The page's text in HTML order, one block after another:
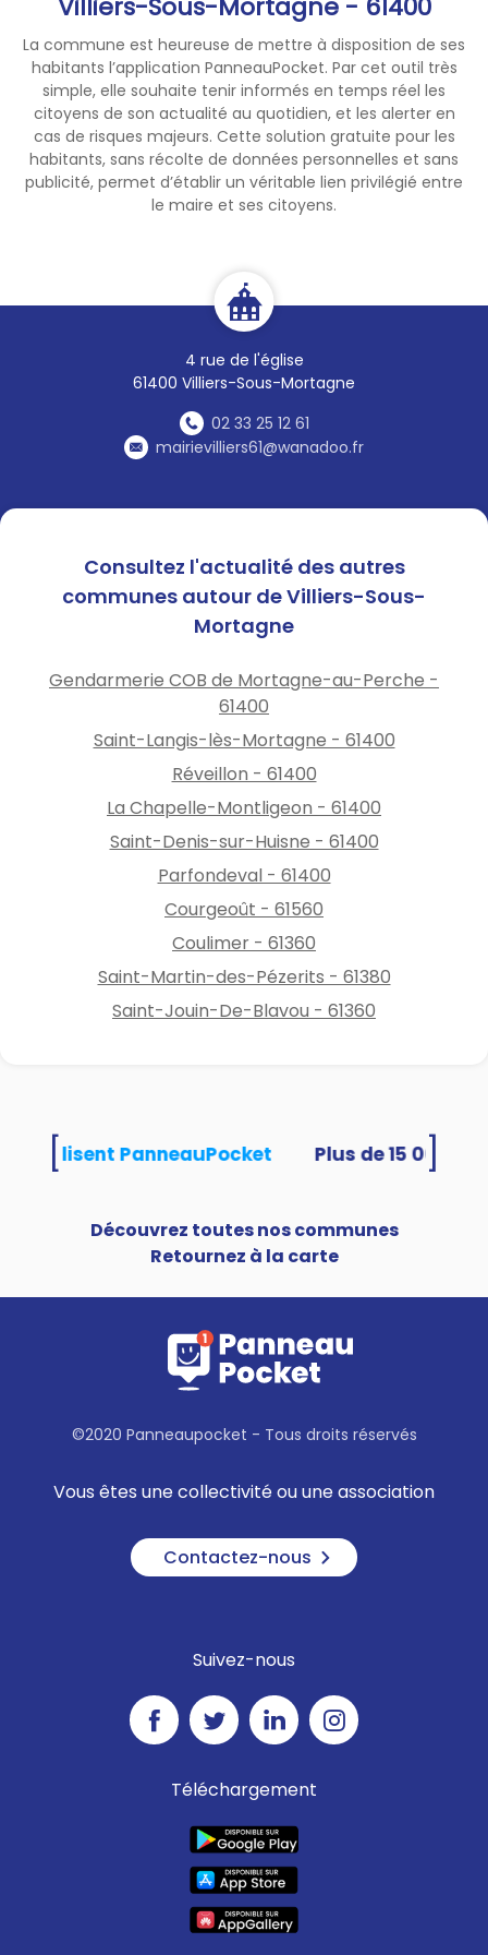
La commune est heureuse de mettre à disposition de ses
habitants l’application PanneauPocket. Par cet outil très
simple, elle souhaite tenir informés en temps réel les
citoyens de son actualité au quotidien, et les alerter en
cas de risques majeurs. Cette solution gratuite pour les
habitants, sans récolte de données personnelles et sans
publicité, permet d’établir un véritable lien privilégié entre
le maire et ses citoyens.
4 rue de l'église
61400 Villiers-Sous-Mortagne
02 33 25 12 61
mairievilliers61@wanadoo.fr
Consultez l'actualité des autres
communes autour de Villiers-Sous-
Mortagne
Gendarmerie COB de Mortagne-au-Perche -
61400
Saint-Langis-lès-Mortagne - 61400
Réveillon - 61400
La Chapelle-Montligeon - 61400
Saint-Denis-sur-Huisne - 61400
Parfondeval - 61400
Courgeoût - 61560
Coulimer - 61360
Saint-Martin-des-Pézerits - 61380
Saint-Jouin-De-Blavou - 61360
utilisent PanneauPocket
Découvrez toutes nos communes
Retournez à la carte
©2020 Panneaupocket - Tous droits réservés
Vous êtes une collectivité ou une association
Contactez-nous
Suivez-nous
Téléchargement